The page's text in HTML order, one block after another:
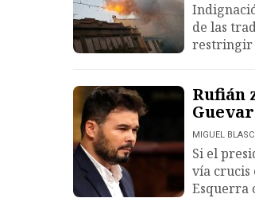
de las
restringir
Rufián
MIGUEL
Si el
vía crucis
Esquerra